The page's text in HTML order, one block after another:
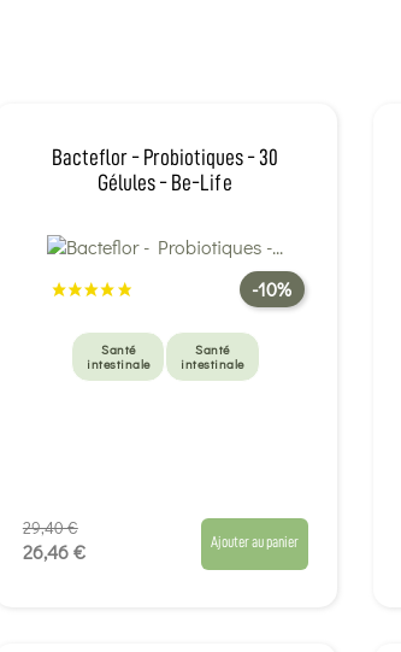
Bacteflor - Probiotiques - 30
Gélules - Be-Life
-10%
Santé
intestinale
Santé
intestinale
29,40 €
26,46 € Ajouter au panier